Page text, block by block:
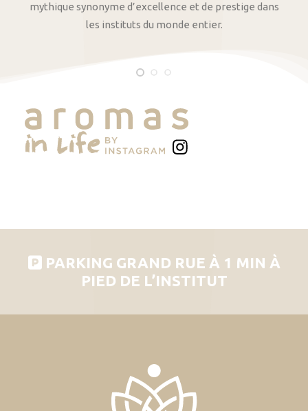
mythique synonyme d’excellence et de prestige dans
les instituts du monde entier.
PARKING GRAND RUE À 1 MIN À
PIED DE L’INSTITUT